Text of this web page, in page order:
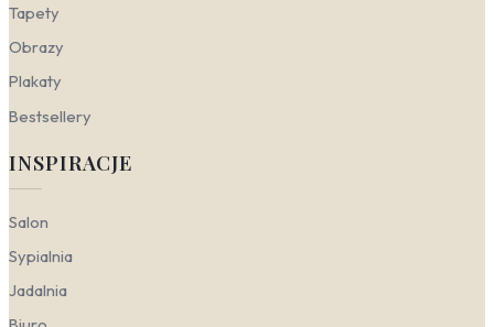
Tapety
Obrazy
Plakaty
Bestsellery
INSPIRACJE
Salon
Sypialnia
Jadalnia